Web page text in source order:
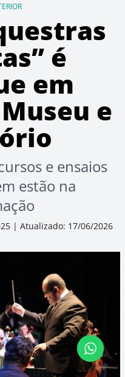
é
em
e
e ensaios
estão na
| Atualizado: 17/06/2026